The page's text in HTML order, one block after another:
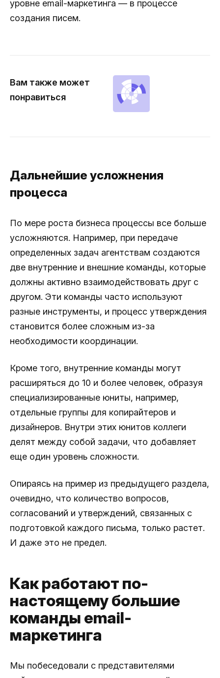
уровне email-маркетинга — в процессе
создания писем.
Вам также может
понравиться
Дальнейшие усложнения
процесса
По мере роста бизнеса процессы все больше
усложняются. Например, при передаче
определенных задач агентствам создаются
две внутренние и внешние команды, которые
должны активно взаимодействовать друг с
другом. Эти команды часто используют
разные инструменты, и процесс утверждения
становится более сложным из-за
необходимости координации.
Кроме того, внутренние команды могут
расширяться до 10 и более человек, образуя
специализированные юниты, например,
отдельные группы для копирайтеров и
дизайнеров. Внутри этих юнитов коллеги
делят между собой задачи, что добавляет
еще один уровень сложности.
Опираясь на пример из предыдущего раздела,
очевидно, что количество вопросов,
согласований и утверждений, связанных с
подготовкой каждого письма, только растет.
И даже это не предел.
Как работают по-
настоящему большие
команды email-
маркетинга
Мы побеседовали с представителями